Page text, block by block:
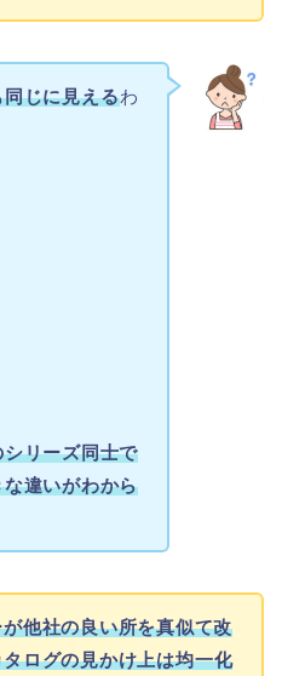
じに見えるわ
リーズ同士で
違いがわから
他社の良い所を真似て改
タログの見かけ上は均一化